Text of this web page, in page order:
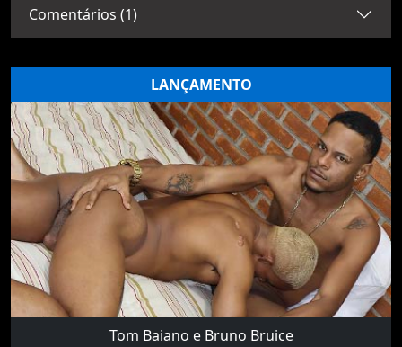
Comentários (1)
LANÇAMENTO
Tom Baiano e Bruno Bruice